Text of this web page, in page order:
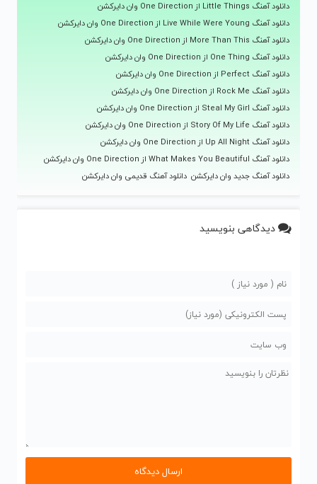
دانلود آهنگ Little Things از One Direction وان دایرکشن
دانلود آهنگ Live While Were Young از One Direction وان دایرکشن
دانلود آهنگ More Than This از One Direction وان دایرکشن
دانلود آهنگ One Thing از One Direction وان دایرکشن
دانلود آهنگ Perfect از One Direction وان دایرکشن
دانلود آهنگ Rock Me از One Direction وان دایرکشن
دانلود آهنگ Steal My Girl از One Direction وان دایرکشن
دانلود آهنگ Story Of My Life از One Direction وان دایرکشن
دانلود آهنگ Up All Night از One Direction وان دایرکشن
دانلود آهنگ What Makes You Beautiful از One Direction وان دایرکشن
دانلود آهنگ جدید وان دایرکشن دانلود آهنگ قدیمی وان دایرکشن
دیدگاهی بنویسید